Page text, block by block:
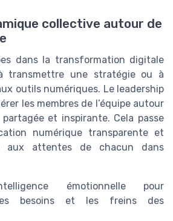
collective autour de
dans la transformation digitale
transmettre une stratégie ou à
outils numériques. Le leadership
les membres de l’équipe autour
partagée et inspirante. Cela passe
numérique transparente et
aux attentes de chacun dans
émotionnelle pour
les besoins et les freins des